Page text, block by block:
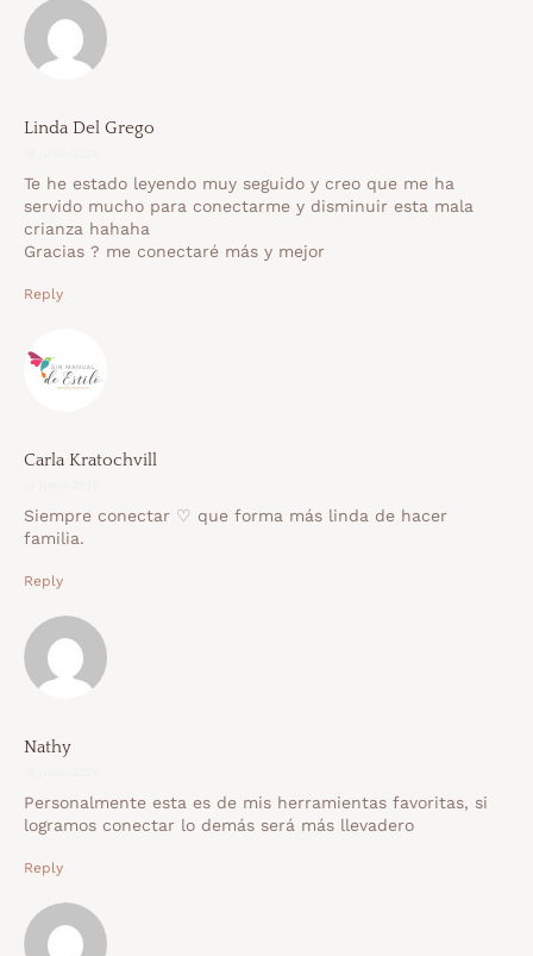
Linda Del Grego
Te he estado leyendo muy seguido y creo que me ha
servido mucho para conectarme y disminuir esta mala
crianza hahaha
Gracias ? me conectaré más y mejor
Reply
Carla Kratochvill
Siempre conectar ♡ que forma más linda de hacer
familia.
Reply
Nathy
Personalmente esta es de mis herramientas favoritas, si
logramos conectar lo demás será más llevadero
Reply